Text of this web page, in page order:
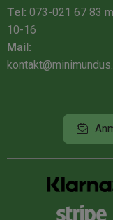
Tel: 073-021 67 83
10-16
Mail: